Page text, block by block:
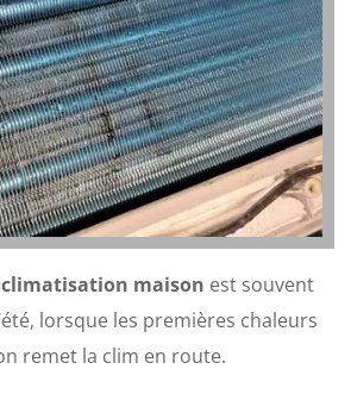
maison est souvent
lorsque les premières chaleurs
remet la clim en route.